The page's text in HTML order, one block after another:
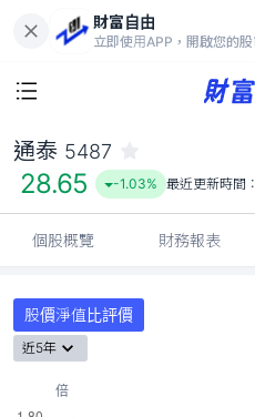
財富自由
立即使用APP，開啟您的股
28.65
-
通泰 5487
28.65 -1.03% 最近更新時間：
個股概覽 財務報表
股價淨值比評價
近5年